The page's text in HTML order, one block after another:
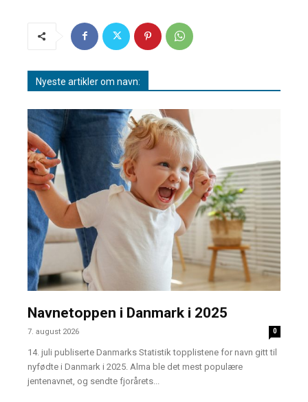
Nyeste artikler om navn:
Navnetoppen i Danmark i 2025
7. august 2026 0
14. juli publiserte Danmarks Statistik topplistene for navn gitt til
nyfødte i Danmark i 2025. Alma ble det mest populære
jentenavnet, og sendte fjorårets...